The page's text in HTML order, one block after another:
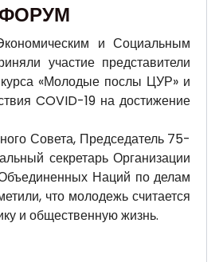
и Социальным
участие представители
«Молодые послы ЦУР» и
COVID-19 на достижение
Совета, Председатель 75-
секретарь Организации
Наций по делам
что молодежь считается
и общественную жизнь.